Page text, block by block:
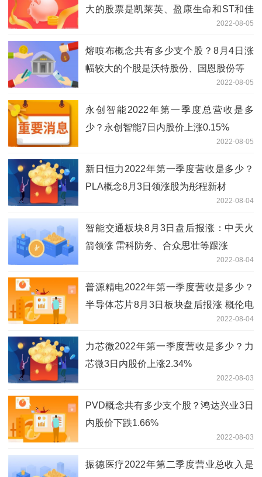
大的股票是凯莱英、盈康生命和ST和佳
2022-08-05
熔喷布概念共有多少支个股？8月4日涨
幅较大的个股是沃特股份、国恩股份等
2022-08-05
永创智能2022年第一季度总营收是多
少？永创智能7日内股价上涨0.15%
2022-08-05
新日恒力2022年第一季度营收是多少？
PLA概念8月3日领涨股为彤程新材
2022-08-04
智能交通板块8月3日盘后报涨：中天火
箭领涨 雷科防务、合众思壮等跟涨
2022-08-04
普源精电2022年第一季度营收是多少？
半导体芯片8月3日板块盘后报涨 概伦电
2022-08-04
力芯微2022年第一季度营收是多少？力
芯微3日内股价上涨2.34%
2022-08-03
PVD概念共有多少支个股？鸿达兴业3日
内股价下跌1.66%
2022-08-03
振德医疗2022年第二季度营业总收入是